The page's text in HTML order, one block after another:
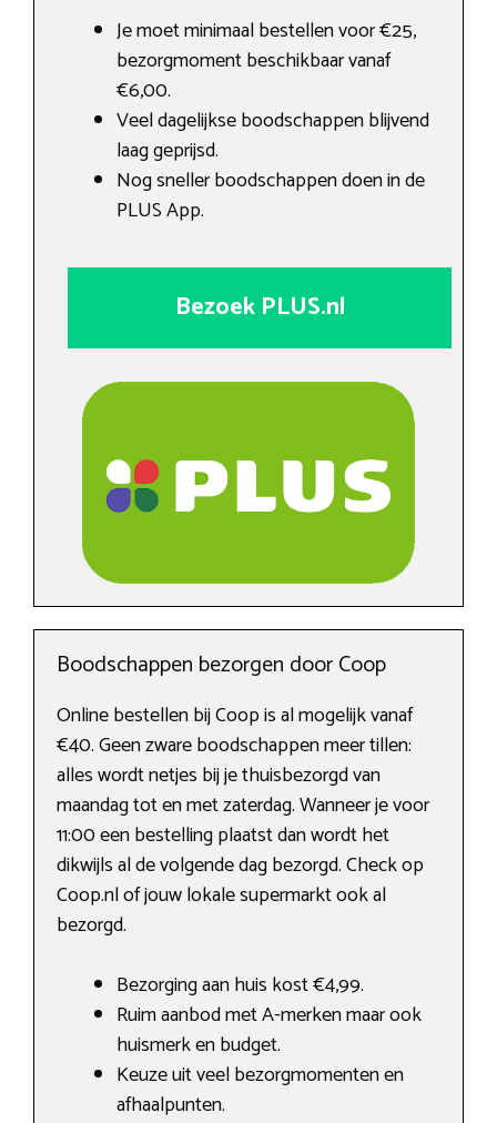
Je moet minimaal bestellen voor €25,
bezorgmoment beschikbaar vanaf
€6,00.
Veel dagelijkse boodschappen blijvend
laag geprijsd.
Nog sneller boodschappen doen in de
PLUS App.
Bezoek PLUS.nl
Boodschappen bezorgen door Coop
Online bestellen bij Coop is al mogelijk vanaf
€40. Geen zware boodschappen meer tillen:
alles wordt netjes bij je thuisbezorgd van
maandag tot en met zaterdag. Wanneer je voor
11:00 een bestelling plaatst dan wordt het
dikwijls al de volgende dag bezorgd. Check op
Coop.nl of jouw lokale supermarkt ook al
bezorgd.
Bezorging aan huis kost €4,99.
Ruim aanbod met A-merken maar ook
huismerk en budget.
Keuze uit veel bezorgmomenten en
afhaalpunten.